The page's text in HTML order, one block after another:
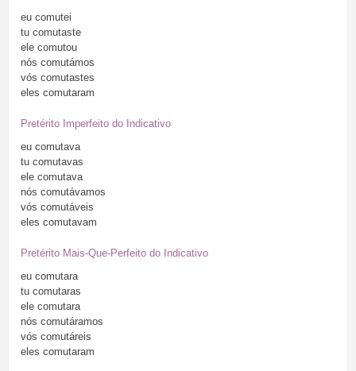
eu comutei
tu comutaste
ele comutou
nós comutámos
vós comutastes
eles comutaram
Pretérito Imperfeito do Indicativo
eu comutava
tu comutavas
ele comutava
nós comutávamos
vós comutáveis
eles comutavam
Pretérito Mais-Que-Perfeito do Indicativo
eu comutara
tu comutaras
ele comutara
nós comutáramos
vós comutáreis
eles comutaram